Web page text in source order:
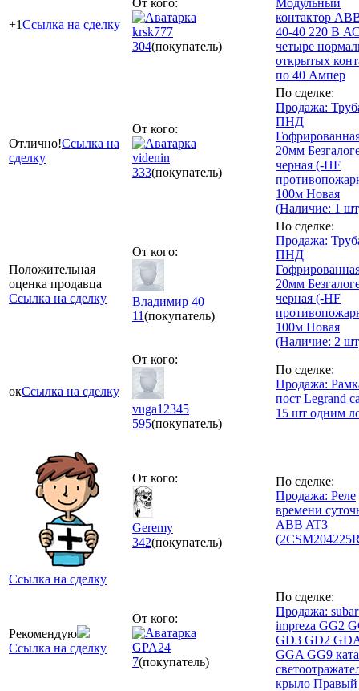
+1Ссылка на сделку
krsk777
304(покупатель)
контактор
40-40 220 В
четыре
открытых
по 40 Ампер
Отлично!Ссылка на
сделку
От кого:
videnin
333(покупатель)
По сделке:
Продажа:
ПНД
20мм
черная (-HF
100м Новая
(Наличие: 1
Положительная
оценка продавца
Ссылка на сделку
От кого:
Владимир 40
11(покупатель)
По сделке:
Продажа:
ПНД
20мм
черная (-HF
100м Новая
(Наличие: 2
окСсылка на сделку
От кого:
vuga12345
595(покупатель)
По сделке:
Продажа:
пост Legrand
15 шт одним
Ссылка на сделку
От кого:
Geremy
342(покупатель)
По сделке:
Продажа: Реле
времени
ABB AT3
Рекомендую
Ссылка на сделку
От кого:
GPA24
7(покупатель)
По сделке:
Продажа:
impreza GG2
GD3 GD2
GGA GG9
крыло Правый